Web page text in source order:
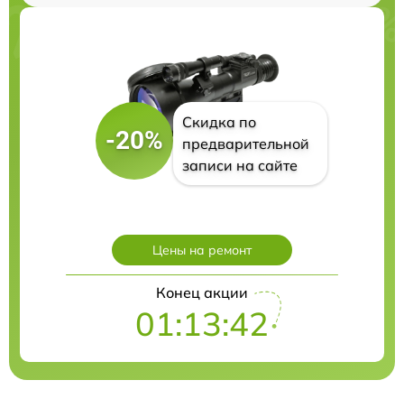
-20%
Скидка по
предварительной
записи на сайте
Цены на ремонт
Конец акции
01:13:41